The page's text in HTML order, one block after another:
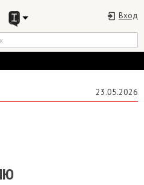
Вход
23.05.2026